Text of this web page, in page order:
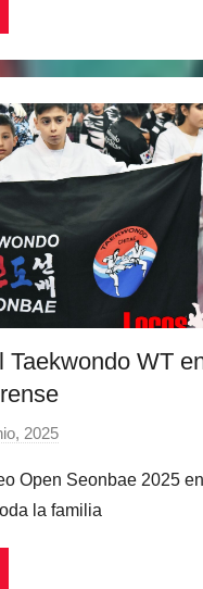
a
r
t
n
e
z
Taekwondo WT
2025
r
M
Open Seonbae 2025
la familia